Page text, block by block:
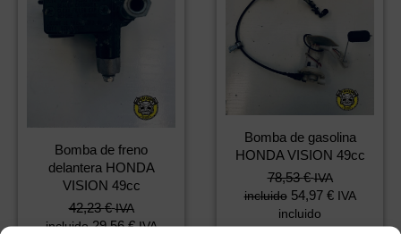
Bomba de freno
delantera HONDA
VISION 49cc
42,23€ IVA
incluido 29,56€ IVA
Bomba de gasolina
HONDA VISION 49cc
78,53€ IVA
incluido 54,97 € IVA
incluido